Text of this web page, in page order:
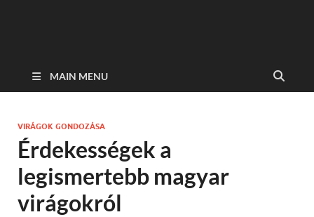
MAIN MENU
VIRÁGOK GONDOZÁSA
Érdekességek a
legismertebb magyar
virágokról